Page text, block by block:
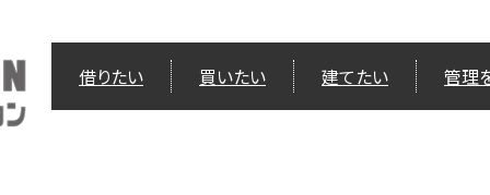
借りたい 買いたい 建てたい 管理